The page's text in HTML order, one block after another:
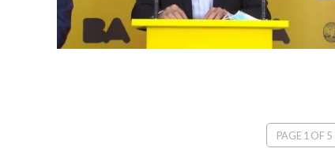
PAGE 1 OF 5